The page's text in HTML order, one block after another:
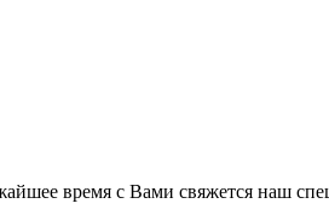
время с Вами свяжется наш